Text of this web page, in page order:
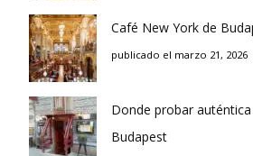
Café New York de
publicado el marzo 21, 2026
Donde probar
Budapest